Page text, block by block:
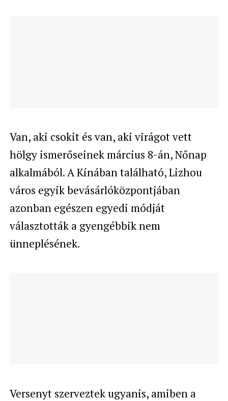
Van, aki csokit és van, aki virágot vett
hölgy ismerőseinek március 8-án, Nőnap
alkalmából. A Kínában található, Lizhou
város egyik bevásárlóközpontjában
azonban egészen egyedi módját
választották a gyengébbik nem
ünneplésének.
Versenyt szerveztek ugyanis, amiben a